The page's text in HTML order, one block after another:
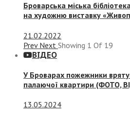
Броварська міська
на художню виставку
21.02.2022
Prev Next Showing 1 Of 19
ВІДЕО
У Броварах пожежники
палаючої квартири (ФОТО,
13.05.2024